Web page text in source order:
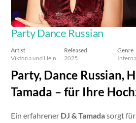
Party Dance Russian
Artist
Released
2025
Genre
Party, Dance Russian,
Tamada – für Ihre
Ein erfahrener DJ & Tamadasorgt